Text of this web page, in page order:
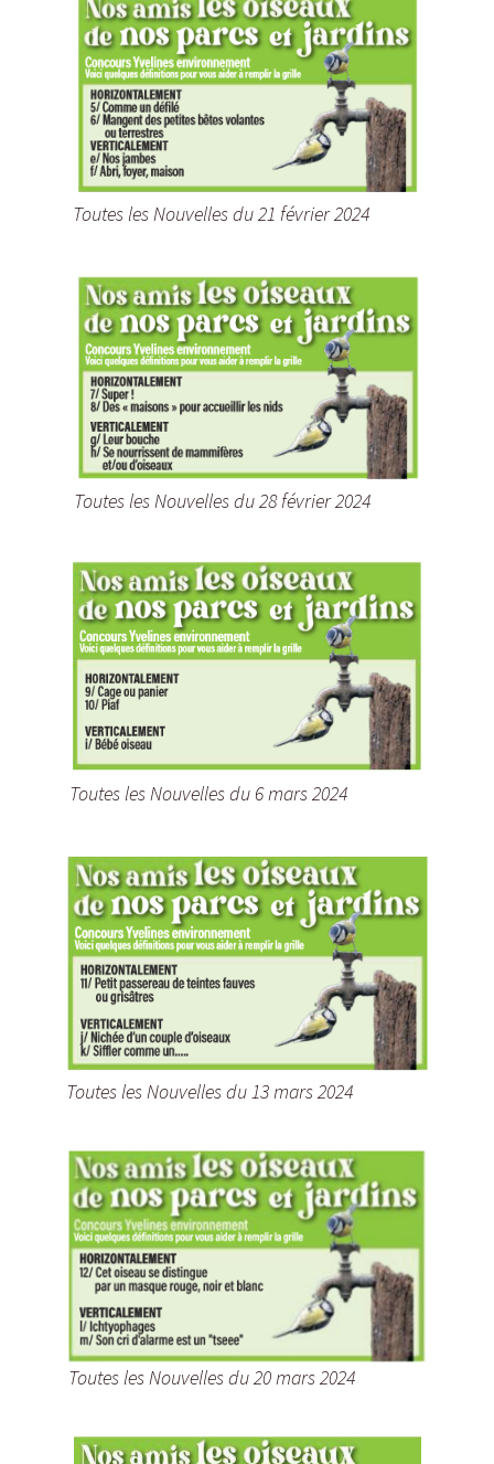
Toutes les Nouvelles du 21 février 2024
Toutes les Nouvelles du 28 février 2024
Toutes les Nouvelles du 6 mars 2024
Toutes les Nouvelles du 13 mars 2024
Toutes les Nouvelles du 20 mars 2024